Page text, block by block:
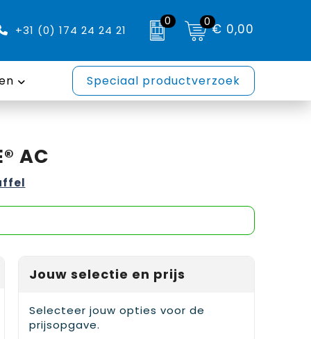
+31 (0) 174 24 24 21
0 0€ 0,00
Speciaal productverzoek
AC
Jouw selectie en prijs
Selecteer jouw opties voor de
prijsopgave.